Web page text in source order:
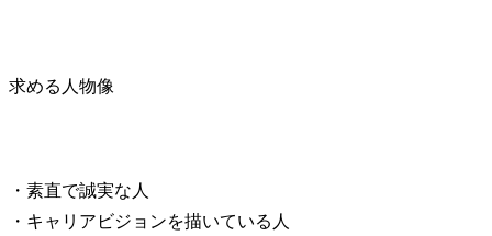
求める人物像
・素直で誠実な人
・キャリアビジョンを描いている人